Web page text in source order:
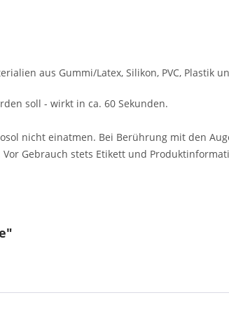
aus Gummi/Latex, Silikon, PVC, Plastik
soll - wirkt in ca. 60 Sekunden.
nicht einatmen. Bei Berührung mit den
Gebrauch stets Etikett und